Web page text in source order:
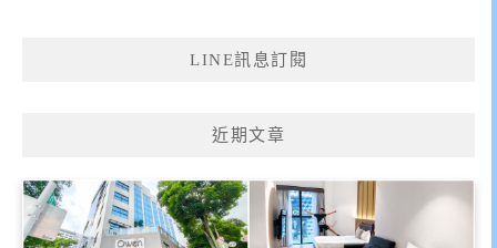
LINE訊息訂閱
近期文章